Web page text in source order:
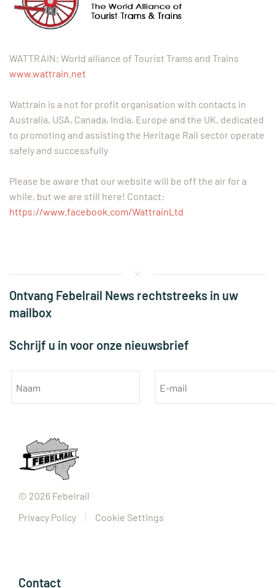
WATTRAIN: World alliance of Tourist Trams and Trains
www.wattrain.net
Wattrain is a not for profit organisation with contacts in
Australia, USA, Canada, India, Europe and the UK, dedicated
to promoting and assisting the Heritage Rail sector operate
safely and successfully
Please be aware that our website will be off the air for a
while, but we are still here! Contact:
https://www.facebook.com/WattrainLtd
Ontvang Febelrail News rechtstreeks in uw
mailbox
Schrijf u in voor onze nieuwsbrief
© 2026 Febelrail
Privacy Policy
Cookie Settings
Contact